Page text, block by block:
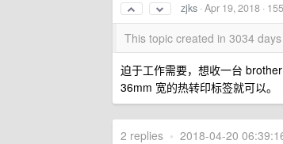
zjks ·Apr 19, 2018 ·
This topic created in 3034
迫于工作需要，想收一台
36mm 宽的热转印标签就可以。
2 replies • 2018-04-20